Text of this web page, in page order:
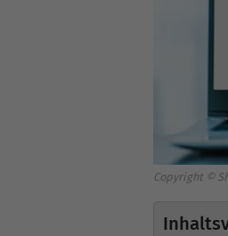
Copyright ©